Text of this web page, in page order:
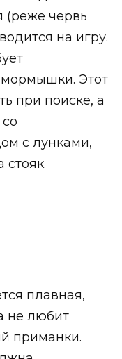
(реже червь
на игру.
мормышки. Этот
при поиске, а
с лунками,
стояк.
плавная,
не любит
приманки.